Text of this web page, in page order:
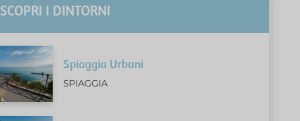
SCOPRI I DINTORNI
Spiaggia Urbani
SPIAGGIA